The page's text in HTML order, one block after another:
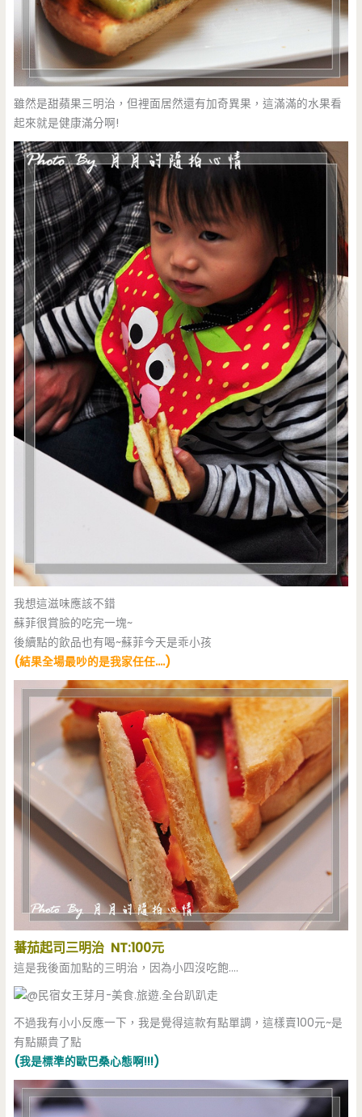
雖然是甜蘋果三明治，但裡面居然還有加奇異果，這滿滿的水果看
起來就是健康滿分啊!
我想這滋味應該不錯
蘇菲很賞臉的吃完一塊~
後續點的飲品也有喝~蘇菲今天是乖小孩
(結果全場最吵的是我家任任….)
蕃茄起司三明治 NT:100元
這是我後面加點的三明治，因為小四沒吃飽….
不過我有小小反應一下，我是覺得這款有點單調，這樣賣100元~是
有點顯貴了點
(我是標準的歐巴桑心態啊!!!)